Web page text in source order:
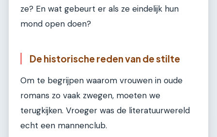
ze? En wat gebeurt er als ze eindelijk hun
mond open doen?
De historische reden van de stilte
Om te begrijpen waarom vrouwen in oude
romans zo vaak zwegen, moeten we
terugkijken. Vroeger was de literatuurwereld
echt een mannenclub.